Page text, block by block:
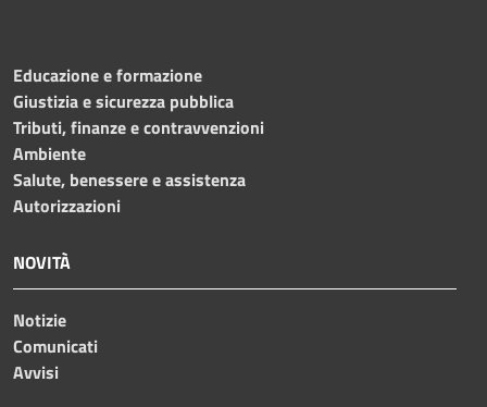
Educazione e formazione
Giustizia e sicurezza pubblica
Tributi, finanze e contravvenzioni
Ambiente
Salute, benessere e assistenza
Autorizzazioni
NOVITÀ
Notizie
Comunicati
Avvisi